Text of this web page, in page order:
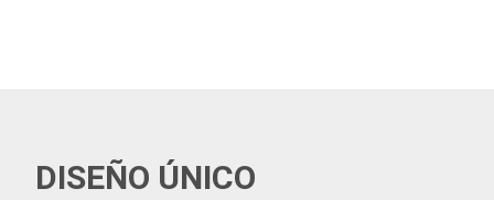
DISEÑO ÚNICO